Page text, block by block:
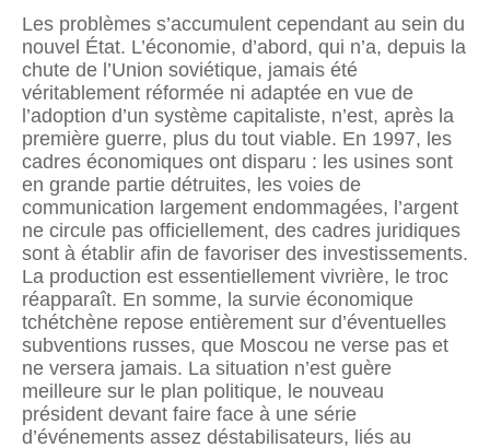
Les problèmes s’accumulent cependant au sein du
nouvel État. L’économie, d’abord, qui n’a, depuis la
chute de l’Union soviétique, jamais été
véritablement réformée ni adaptée en vue de
l’adoption d’un système capitaliste, n’est, après la
première guerre, plus du tout viable. En 1997, les
cadres économiques ont disparu : les usines sont
en grande partie détruites, les voies de
communication largement endommagées, l’argent
ne circule pas officiellement, des cadres juridiques
sont à établir afin de favoriser des investissements.
La production est essentiellement vivrière, le troc
réapparaît. En somme, la survie économique
tchétchène repose entièrement sur d’éventuelles
subventions russes, que Moscou ne verse pas et
ne versera jamais. La situation n’est guère
meilleure sur le plan politique, le nouveau
président devant faire face à une série
d’événements assez déstabilisateurs, liés au